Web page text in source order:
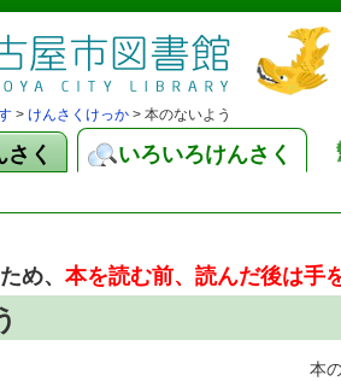
> けんさくけっか > 本のないよう
く いろいろけんさく
め、本を読む前、読んだ後は手
本